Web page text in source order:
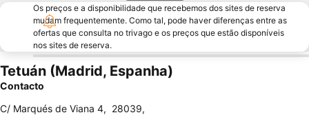
Os preços e a disponibilidade que recebemos dos sites de reserva
mudam frequentemente. Como tal, pode haver diferenças entre as
ofertas que consulta no trivago e os preços que estão disponíveis
nos sites de reserva.
Tetuán (Madrid, Espanha)
Contacto
C/ Marqués de Viana 4, 28039,